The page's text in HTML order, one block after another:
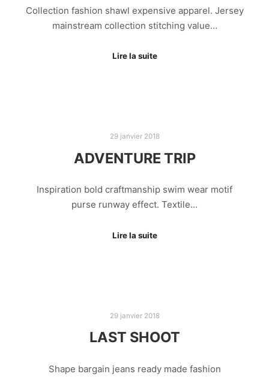
Collection fashion shawl expensive apparel. Jersey
mainstream collection stitching value…
Lire la suite
29 janvier 2018
ADVENTURE TRIP
Inspiration bold craftmanship swim wear motif
purse runway effect. Textile…
Lire la suite
29 janvier 2018
LAST SHOOT
Shape bargain jeans ready made fashion